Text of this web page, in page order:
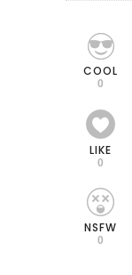
COOL
0
LIKE
0
NSFW
0